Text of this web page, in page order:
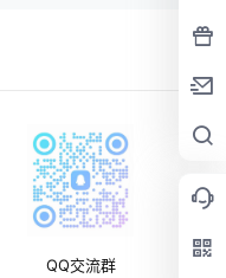
QQ交流群